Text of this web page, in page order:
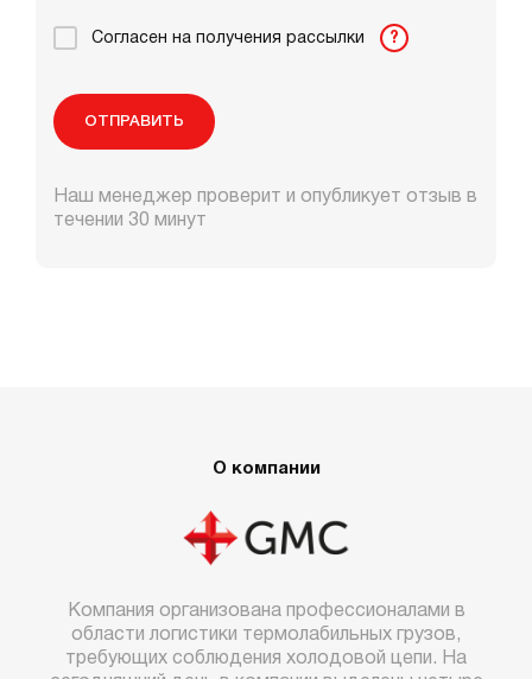
Согласен на получения рассылки ?
ОТПРАВИТЬ
Наш менеджер проверит и опубликует отзыв в
течении 30 минут
О компании
Компания организована профессионалами в
области логистики термолабильных грузов,
требующих соблюдения холодовой цепи. На